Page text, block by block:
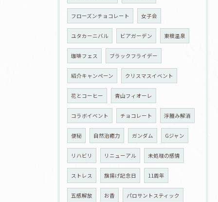
フローズンチョコレート 女子会
ユタカーニバル ビアガーデン 東根温泉
珈琲フェス ブラックフライデー
紹介キャンペーン クリスマスイベント
花とコーヒー 青山フィオーレ
コラボイベント チョコレート 浮腫み解消
便秘 自然治癒力 ガンダム Gジャン
リハビリ リニューアル 未処理の感情
ストレス 旗揚げ記念日 11周年
五感解放 お香 パロサントスティック